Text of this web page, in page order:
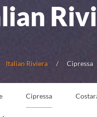
Italian Riviera Cipressa
Cipressa